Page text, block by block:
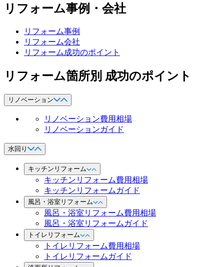
リフォーム事例・会社
リフォーム事例
リフォーム会社
リフォーム成功のポイント
リフォーム箇所別 成功のポイント
リノベーション
リノベーション費用相場
リノベーションガイド
水回り
キッチンリフォーム
キッチンリフォーム費用相場
キッチンリフォームガイド
風呂・浴室リフォーム
風呂・浴室リフォーム費用相場
風呂・浴室リフォームガイド
トイレリフォーム
トイレリフォーム費用相場
トイレリフォームガイド